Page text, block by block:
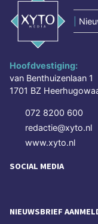
Hoofdvestiging:
van Benthuizenlaan 1
1701 BZ
072 8200 600
redactie@xyto.nl
www.xyto.nl
SOCIAL MEDIA
NIEUWSBRIEF